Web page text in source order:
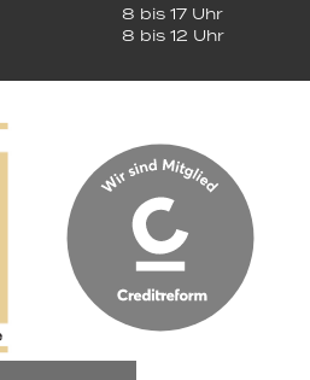
8 bis 17 Uhr
8 bis 12 Uhr